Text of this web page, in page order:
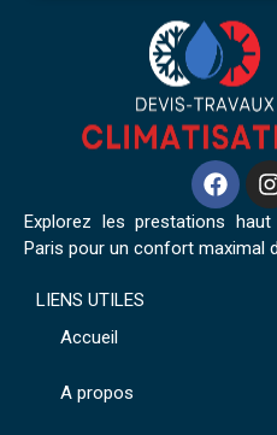
Explorez les prestations
Paris pour un confort maximal
LIENS UTILES
Accueil
A propos